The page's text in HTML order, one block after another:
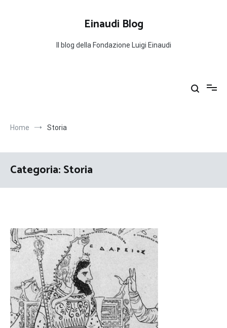
Einaudi Blog
Il blog della Fondazione Luigi Einaudi
Home Storia
Categoria:Storia